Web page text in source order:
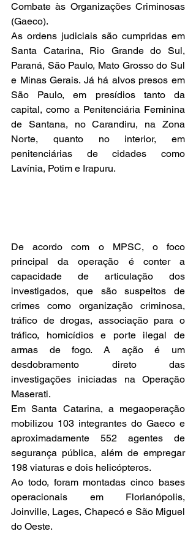
Combate às Organizações Criminosas
(Gaeco).
As ordens judiciais são cumpridas em
Santa Catarina, Rio Grande do Sul,
Paraná, São Paulo, Mato Grosso do Sul
e Minas Gerais. Já há alvos presos em
São Paulo, em presídios tanto da
capital, como a Penitenciária Feminina
de Santana, no Carandiru, na Zona
Norte, quanto no interior, em
penitenciárias de cidades como
Lavínia, Potim e Irapuru.
De acordo com o MPSC, o foco
principal da operação é conter a
capacidade de articulação dos
investigados, que são suspeitos de
crimes como organização criminosa,
tráfico de drogas, associação para o
tráfico, homicídios e porte ilegal de
armas de fogo. A ação é um
desdobramento direto das
investigações iniciadas na Operação
Maserati.
Em Santa Catarina, a megaoperação
mobilizou 103 integrantes do Gaeco e
aproximadamente 552 agentes de
segurança pública, além de empregar
198 viaturas e dois helicópteros.
Ao todo, foram montadas cinco bases
operacionais em Florianópolis,
Joinville, Lages, Chapecó e São Miguel
do Oeste.